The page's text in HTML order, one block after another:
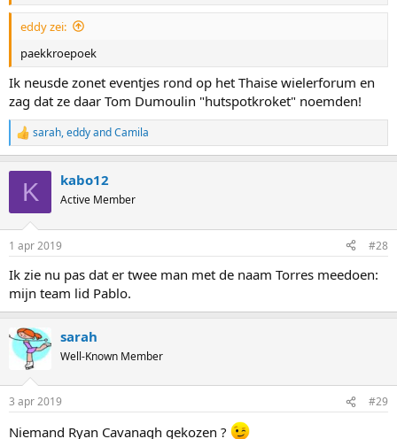
eddy zei:
paekkroepoek
Ik neusde zonet eventjes rond op het Thaise wielerforum en
zag dat ze daar Tom Dumoulin "hutspotkroket" noemden!
R
e
s
sarah,eddyandCamila
K kabo12
Active Member
1 apr 2019 #28
Ik zie nu pas dat er twee man met de naam Torres meedoen:
mijn team lid Pablo.
sarah
Well-Known Member
3 apr 2019 #29
Niemand Ryan Cavanagh gekozen ?